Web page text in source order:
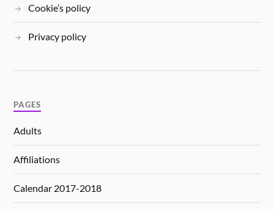
Cookie’s policy
Privacy policy
PAGES
Adults
Affiliations
Calendar 2017-2018